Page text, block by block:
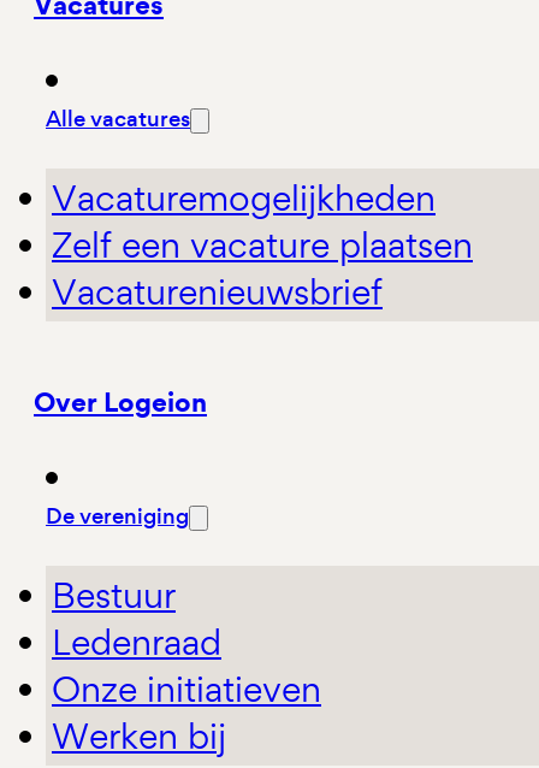
Alle vacatures
Vacaturemogelijkheden
Zelf een vacature plaatsen
Vacaturenieuwsbrief
Over Logeion
De vereniging
Bestuur
Ledenraad
Onze initiatieven
Werken bij